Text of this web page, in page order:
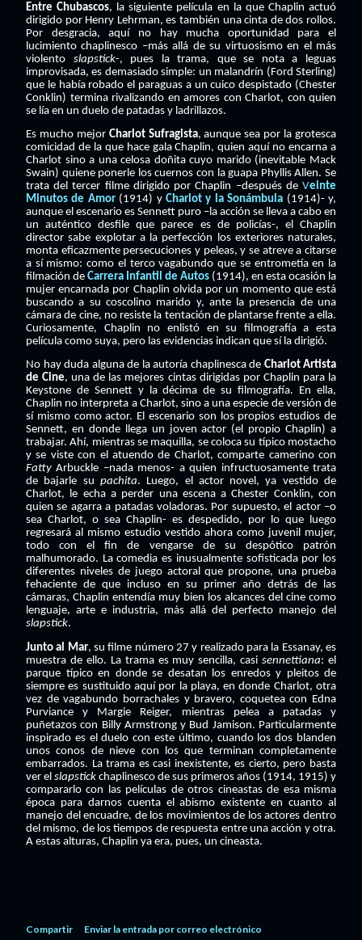
Entre Chubascos, la siguiente película en la que Chaplin actuó
dirigido por Henry Lehrman, es también una cinta de dos rollos.
Por desgracia, aquí no hay mucha oportunidad para el
lucimiento chaplinesco –más allá de su virtuosismo en el más
violento slapstick-, pues la trama, que se nota a leguas
improvisada, es demasiado simple: un malandrín (Ford Sterling)
que le había robado el paraguas a un cuico despistado (Chester
Conklin) termina rivalizando en amores con Charlot, con quien
se lía en un duelo de patadas y ladrillazos.
Es mucho mejor Charlot Sufragista, aunque sea por la grotesca
comicidad de la que hace gala Chaplin, quien aquí no encarna a
Charlot sino a una celosa doñita cuyo marido (inevitable Mack
Swain) quiene ponerle los cuernos con la guapa Phyllis Allen. Se
trata del tercer filme dirigido por Chaplin –después de Veinte
Minutos de Amor(1914) yCharlot y la Sonámbula (1914)- y,
aunque el escenario es Sennett puro –la acción se lleva a cabo en
un auténtico desfile que parece es de policías-, el Chaplin
director sabe explotar a la perfección los exteriores naturales,
monta eficazmente persecuciones y peleas, y se atreve a citarse
a sí mismo: como el terco vagabundo que se entrometía en la
filmación de Carrera Infantil de Autos (1914), en esta ocasión la
mujer encarnada por Chaplin olvida por un momento que está
buscando a su coscolino marido y, ante la presencia de una
cámara de cine, no resiste la tentación de plantarse frente a ella.
Curiosamente, Chaplin no enlistó en su filmografía a esta
película como suya, pero las evidencias indican que sí la dirigió.
No hay duda alguna de la autoría chaplinesca de Charlot Artista
de Cine, una de las mejores cintas dirigidas por Chaplin para la
Keystone de Sennett y la décima de su filmografía. En ella,
Chaplin no interpreta a Charlot, sino a una especie de versión de
sí mismo como actor. El escenario son los propios estudios de
Sennett, en donde llega un joven actor (el propio Chaplin) a
trabajar. Ahí, mientras se maquilla, se coloca su típico mostacho
y se viste con el atuendo de Charlot, comparte camerino con
Fatty Arbuckle –nada menos- a quien infructuosamente trata
de bajarle su pachita. Luego, el actor novel, ya vestido de
Charlot, le echa a perder una escena a Chester Conklin, con
quien se agarra a patadas voladoras. Por supuesto, el actor –o
sea Charlot, o sea Chaplin- es despedido, por lo que luego
regresará al mismo estudio vestido ahora como juvenil mujer,
todo con el fin de vengarse de su despótico patrón
malhumorado. La comedia es inusualmente sofisticada por los
diferentes niveles de juego actoral que propone, una prueba
fehaciente de que incluso en su primer año detrás de las
cámaras, Chaplin entendía muy bien los alcances del cine como
lenguaje, arte e industria, más allá del perfecto manejo del
slapstick.
Junto al Mar, su filme número 27 y realizado para la Essanay, es
muestra de ello. La trama es muy sencilla, casisennettiana: el
parque típico en donde se desatan los enredos y pleitos de
siempre es sustituido aquí por la playa, en donde Charlot, otra
vez de vagabundo borrachales y bravero, coquetea con Edna
Purviance y Margie Reiger, mientras pelea a patadas y
puñetazos con Billy Armstrong y Bud Jamison. Particularmente
inspirado es el duelo con este último, cuando los dos blanden
unos conos de nieve con los que terminan completamente
embarrados. La trama es casi inexistente, es cierto, pero basta
ver el slapstick chaplinesco de sus primeros años (1914, 1915) y
compararlo con las películas de otros cineastas de esa misma
época para darnos cuenta el abismo existente en cuanto al
manejo del encuadre, de los movimientos de los actores dentro
del mismo, de los tiempos de respuesta entre una acción y otra.
A estas alturas, Chaplin ya era, pues, un cineasta.
Compartir
Enviar la entrada por correo electrónico